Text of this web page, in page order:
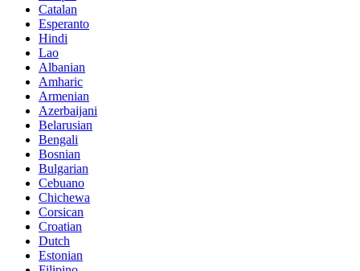
Catalan
Esperanto
Hindi
Lao
Albanian
Amharic
Armenian
Azerbaijani
Belarusian
Bengali
Bosnian
Bulgarian
Cebuano
Chichewa
Corsican
Croatian
Dutch
Estonian